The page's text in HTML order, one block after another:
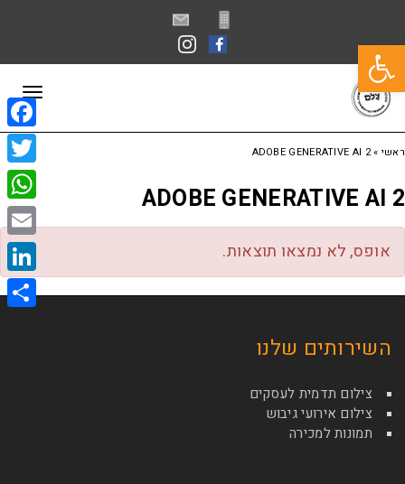
פתח סרגל נגישות
ראשי »
ADOBE GENERATIVE AI 2
ADOBE GENERATIVE AI 2
אופס, לא נמצאו תוצאות.
השירותים שלנו
צילום תדמית לעסקים
צילום אירועי גיבוש
תמונות למכירה